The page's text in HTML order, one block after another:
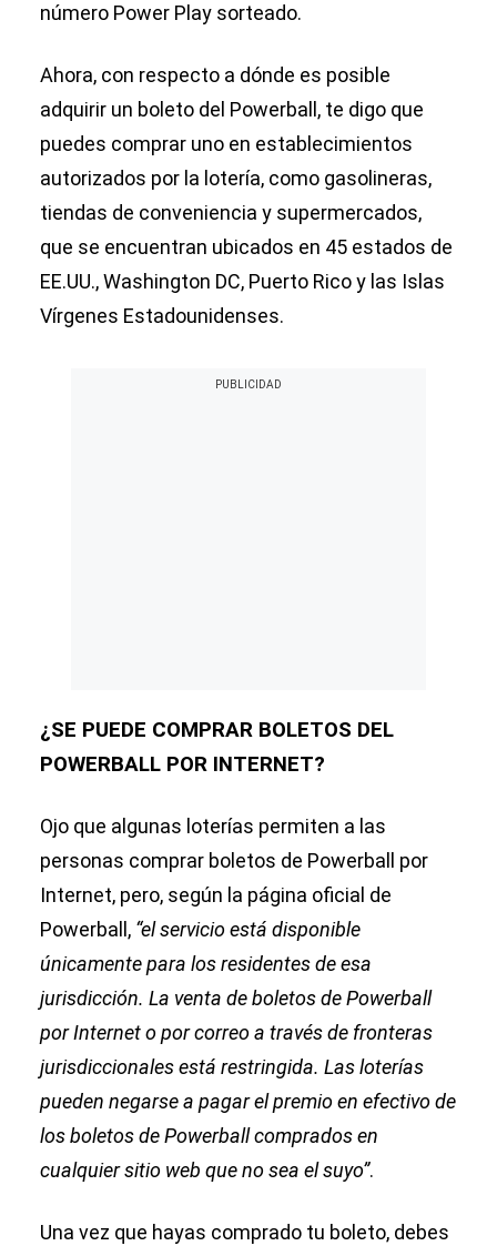
número Power Play sorteado.
Ahora, con respecto a dónde es posible
adquirir un boleto del Powerball, te digo que
puedes comprar uno en establecimientos
autorizados por la lotería, como gasolineras,
tiendas de conveniencia y supermercados,
que se encuentran ubicados en 45 estados de
EE.UU., Washington DC, Puerto Rico y las Islas
Vírgenes Estadounidenses.
¿SE PUEDE COMPRAR BOLETOS DEL
POWERBALL POR INTERNET?
Ojo que algunas loterías permiten a las
personas comprar boletos de Powerball por
Internet, pero, según la página oficial de
Powerball, “el servicio está disponible
únicamente para los residentes de esa
jurisdicción. La venta de boletos de Powerball
por Internet o por correo a través de fronteras
jurisdiccionales está restringida. Las loterías
pueden negarse a pagar el premio en efectivo de
los boletos de Powerball comprados en
cualquier sitio web que no sea el suyo”.
Una vez que hayas comprado tu boleto, debes